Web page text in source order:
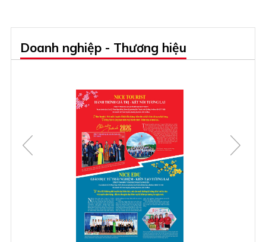
Doanh nghiệp - Thương hiệu